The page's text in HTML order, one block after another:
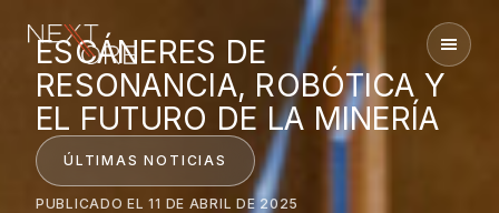
Nextore
ESCÁNERES DE
RESONANCIA, ROBÓTICA Y
EL FUTURO DE LA MINERÍA
ÚLTIMAS NOTICIAS
PUBLICADO EL 11 DE ABRIL DE 2025